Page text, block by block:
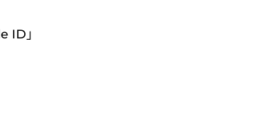
ID」